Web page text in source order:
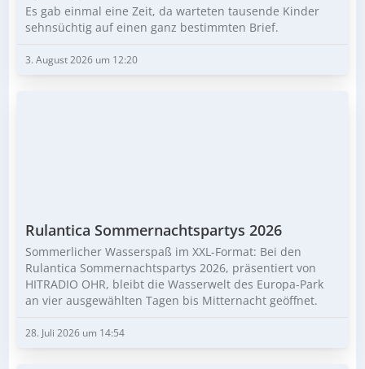
Es gab einmal eine Zeit, da warteten tausende Kinder
sehnsüchtig auf einen ganz bestimmten Brief.
3. August 2026 um 12:20
Rulantica Sommernachtspartys 2026
Sommerlicher Wasserspaß im XXL-Format: Bei den
Rulantica Sommernachtspartys 2026, präsentiert von
HITRADIO OHR, bleibt die Wasserwelt des Europa-Park
an vier ausgewählten Tagen bis Mitternacht geöffnet.
28. Juli 2026 um 14:54